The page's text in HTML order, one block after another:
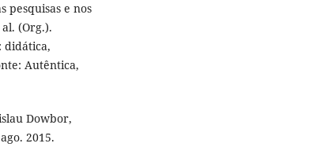
pesquisas e nos
(Org.).
didática,
Autêntica,
Dowbor,
2015.